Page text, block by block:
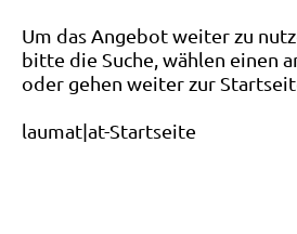
Um das Angebot weiter zu
bitte die Suche, wählen einen
oder gehen weiter zur
laumat|at-Startseite